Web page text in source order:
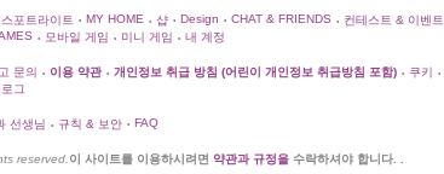
스포트라이트 • MY HOME • 샵 • Design • CHAT & FRIENDS • 컨테스트 & 이벤트
• 모바일 게임 • 미니 게임 • 내 계정
문의 • 이용 약관 • 개인정보 취급 방침 (어린이 개인정보 취급방침 포함) • 쿠키 •
그
선생님 • 규칙 & 보안 • FAQ
reserved. 이 사이트를 이용하시려면 약관과 규정을 수락하셔야 합니다. .